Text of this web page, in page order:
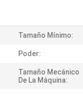
Tamaño Mínimo:
Poder:
Tamaño Mecánico
De La Máquina: